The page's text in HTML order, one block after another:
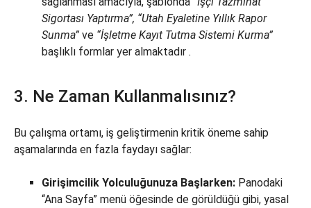
Sigortası Yaptırma”, “Utah Eyaletine Yıllık Rapor
Sunma” ve “İşletme Kayıt Tutma Sistemi Kurma”
başlıklı formlar yer almaktadır .
3. Ne Zaman Kullanmalısınız?
Bu çalışma ortamı, iş geliştirmenin kritik öneme sahip
aşamalarında en fazla faydayı sağlar:
Girişimcilik Yolculuğunuza Başlarken: Panodaki
“Ana Sayfa” menü öğesinde de görüldüğü gibi, yasal